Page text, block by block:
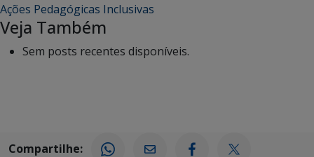
Ações Pedagógicas Inclusivas
Veja Também
Sem posts recentes disponíveis.
Compartilhe: